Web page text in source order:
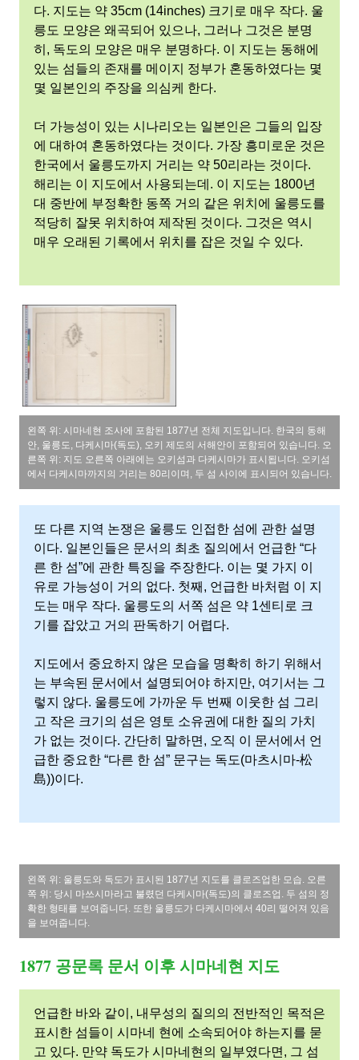
다. 지도는 약 35cm (14inches) 크기로 매우 작다. 울
릉도 모양은 왜곡되어 있으나, 그러나 그것은 분명
히, 독도의 모양은 매우 분명하다. 이 지도는 동해에
있는 섬들의 존재를 메이지 정부가 혼동하였다는 몇
몇 일본인의 주장을 의심케 한다.
더 가능성이 있는 시나리오는 일본인은 그들의 입장
에 대하여 혼동하였다는 것이다. 가장 흥미로운 것은
한국에서 울릉도까지 거리는 약 50리라는 것이다.
해리는 이 지도에서 사용되는데. 이 지도는 1800년
대 중반에 부정확한 동쪽 거의 같은 위치에 울릉도를
적당히 잘못 위치하여 제작된 것이다. 그것은 역시
매우 오래된 기록에서 위치를 잡은 것일 수 있다.
왼쪽 위: 시마네현 조사에 포함된 1877년 전체 지도입니다. 한국의 동해
안, 울릉도, 다케시마(독도), 오키 제도의 서해안이 포함되어 있습니다. 오
른쪽 위: 지도 오른쪽 아래에는 오키섬과 다케시마가 표시됩니다. 오키섬
에서 다케시마까지의 거리는 80리이며, 두 섬 사이에 표시되어 있습니다.
또 다른 지역 논쟁은 울릉도 인접한 섬에 관한 설명
이다. 일본인들은 문서의 최초 질의에서 언급한 “다
른 한 섬”에 관한 특징을 주장한다. 이는 몇 가지 이
유로 가능성이 거의 없다. 첫째, 언급한 바처럼 이 지
도는 매우 작다. 울릉도의 서쪽 섬은 약 1센티로 크
기를 잡았고 거의 판독하기 어렵다.
지도에서 중요하지 않은 모습을 명확히 하기 위해서
는 부속된 문서에서 설명되어야 하지만, 여기서는 그
렇지 않다. 울릉도에 가까운 두 번째 이웃한 섬 그리
고 작은 크기의 섬은 영토 소유권에 대한 질의 가치
가 없는 것이다. 간단히 말하면, 오직 이 문서에서 언
급한 중요한 “다른 한 섬” 문구는 독도(마츠시마-松
島))이다.
왼쪽 위: 울릉도와 독도가 표시된 1877년 지도를 클로즈업한 모습. 오른
쪽 위: 당시 마쓰시마라고 불렸던 다케시마(독도)의 클로즈업. 두 섬의 정
확한 형태를 보여줍니다. 또한 울릉도가 다케시마에서 40리 떨어져 있음
을 보여줍니다.
1877 공문록 문서 이후 시마네현 지도
언급한 바와 같이, 내무성의 질의의 전반적인 목적은
표시한 섬들이 시마네 현에 소속되어야 하는지를 묻
고 있다. 만약 독도가 시마네현의 일부였다면, 그 섬